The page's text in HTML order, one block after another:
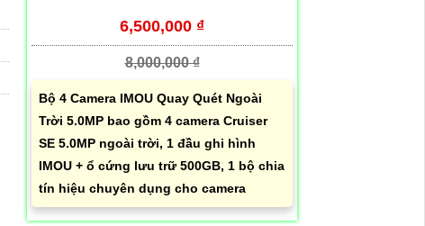
6,500,000 ₫
8,000,000 ₫
Bộ 4 Camera IMOU Quay Quét Ngoài
Trời 5.0MP bao gồm 4 camera Cruiser
SE 5.0MP ngoài trời, 1 đầu ghi hình
IMOU + ổ cứng lưu trữ 500GB, 1 bộ chia
tín hiệu chuyên dụng cho camera